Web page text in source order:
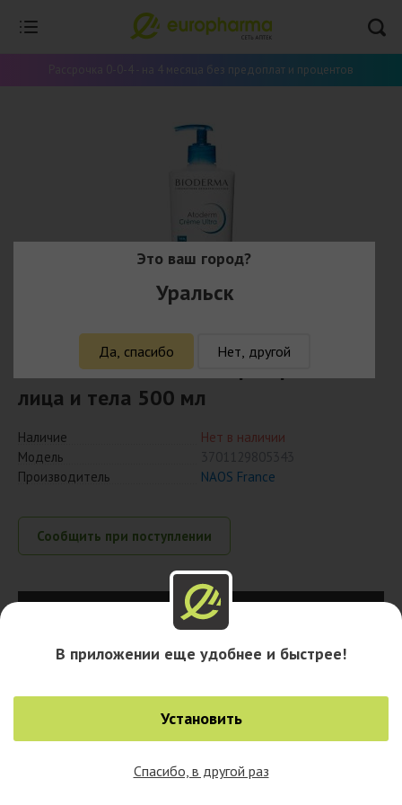
0
Рассрочка 0-0-4 - на 4 месяца без предоплат и процентов
Bioderma Atoderm Ультра Крем для
лица и тела 500 мл
Наличие
Нет в наличии
Модель
Производитель
NAOS France
Сообщить при поступлении
В приложении еще удобнее и быстрее!
Установить
Спасибо, в другой раз
Это ваш город?
Уральск
Да, спасибо Нет, другой